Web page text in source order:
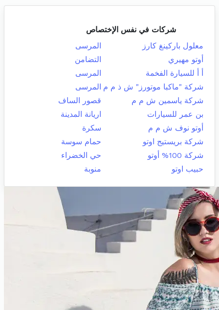
شركات في نفس الإختصاص
معلول باركينغ كارز
المرسى
أوتو مهيري
التضامن
أ أ للسيارة الفخمة
المرسى
شركة "ماكبا موتورز" ش ذ م م المرسى
شركة ياسمين ش م م
قصور الساف
بن عمر للسيارات
اريانة المدينة
أوتو نوف ش م م
سكرة
شركة بريستيج اوتو
حمام سوسة
شركة 100% أوتو
حي الخضراء
حبيب اوتو
منوبة